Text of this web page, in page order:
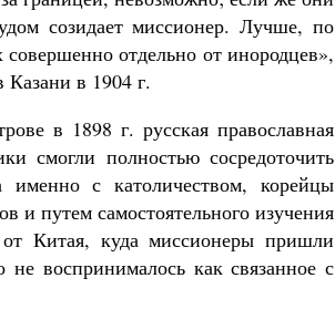
созидает миссионер. Лучше, по
совершенно отдельно от инородцев»,
в 1904 г.
в 1898 г. русская православная
смогли полностью сосредоточить
именно с католичеством, корейцы
и путем самостоятельного изучения
Китая, куда миссионеры пришли
не воспринималось как связанное с